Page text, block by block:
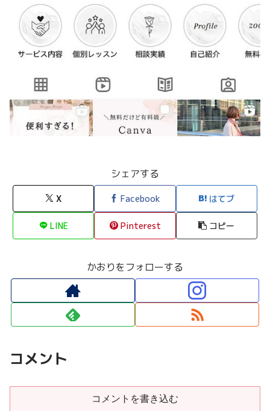
シェアする
X Facebook はてブ
LINE Pinterest コピー
かおりをフォローする
コメント
コメントを書き込む